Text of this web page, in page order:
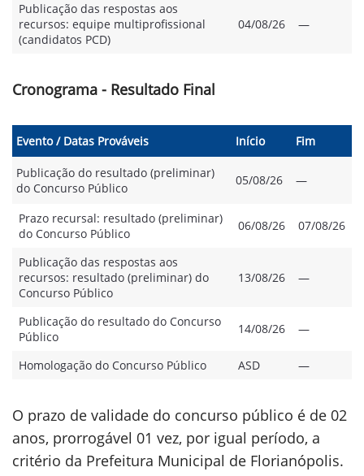
Publicação das respostas aos
recursos: equipe multiprofissional
(candidatos PCD)
04/08/26 —
Cronograma - Resultado Final
Evento / Datas Prováveis Início Fim
Publicação do resultado (preliminar)
do Concurso Público
05/08/26 —
Prazo recursal: resultado (preliminar)
do Concurso Público
06/08/26 07/08/26
Publicação das respostas aos
recursos: resultado (preliminar) do
Concurso Público
13/08/26 —
Publicação do resultado do Concurso
Público
14/08/26 —
Homologação do Concurso Público ASD —
O prazo de validade do concurso público é de 02
anos, prorrogável 01 vez, por igual período, a
critério da Prefeitura Municipal de Florianópolis.